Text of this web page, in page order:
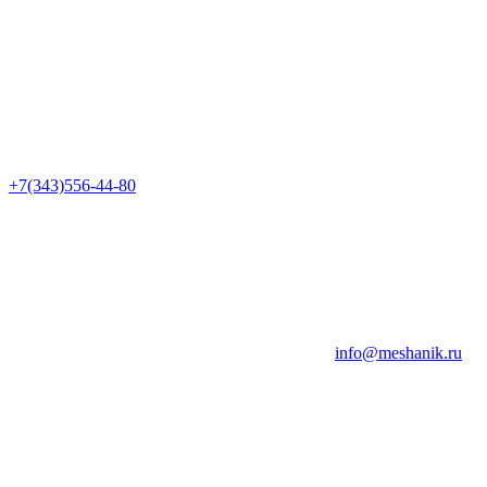
+7(343)556-44-80
info@meshanik.ru